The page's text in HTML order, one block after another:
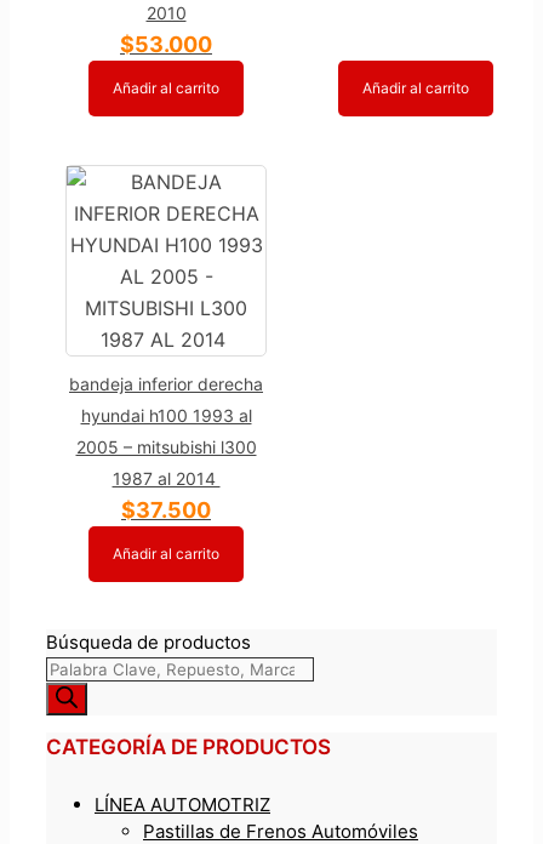
2010
$53.000
Añadir al carrito Añadir al carrito
bandeja inferior derecha
hyundai h100 1993 al
2005 – mitsubishi l300
1987 al 2014
$37.500
Añadir al carrito
Búsqueda de productos
CATEGORÍA DE PRODUCTOS
LÍNEA AUTOMOTRIZ
Pastillas de Frenos Automóviles